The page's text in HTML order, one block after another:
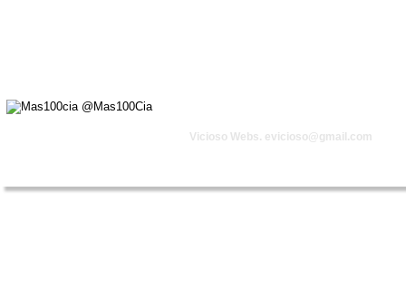
Vicioso Webs. evicioso@gmail.com